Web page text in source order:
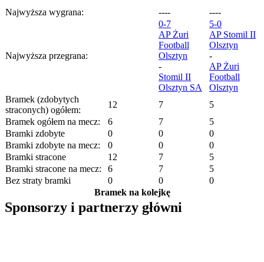
Najwyższa wygrana: ---- ----
Najwyższa przegrana:
0-7
AP Żuri
Football
Olsztyn
-
Stomil II
Olsztyn SA
5-0
AP Stomil II
Olsztyn
-
AP Żuri
Football
Olsztyn
Bramek (zdobytych
straconych) ogółem:
12 7
5
Bramek ogółem na mecz:
6 7
5
Bramki zdobyte
0 0
0
Bramki zdobyte na mecz:
0 0
0
Bramki stracone
12 7
5
Bramki stracone na mecz:
6 7
5
Bez straty bramki
0 0
0
Bramek na kolejkę
Sponsorzy i partnerzy główni